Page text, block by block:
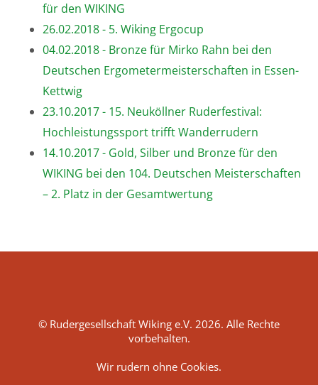
für den WIKING
26.02.2018 - 5. Wiking Ergocup
04.02.2018 - Bronze für Mirko Rahn bei den
Deutschen Ergometermeisterschaften in Essen-
Kettwig
23.10.2017 - 15. Neuköllner Ruderfestival:
Hochleistungssport trifft Wanderrudern
14.10.2017 - Gold, Silber und Bronze für den
WIKING bei den 104. Deutschen Meisterschaften
– 2. Platz in der Gesamtwertung
© Rudergesellschaft Wiking e.V. 2026. Alle Rechte
vorbehalten.
Wir rudern ohne Cookies.